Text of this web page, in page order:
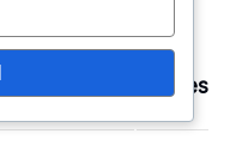
du
Émotes